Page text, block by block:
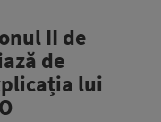
II de
de
lui